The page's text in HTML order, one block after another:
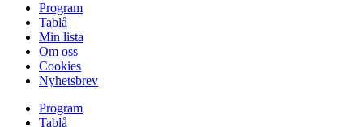
Program
Tablå
Min lista
Om oss
Cookies
Nyhetsbrev
Program
Tablå